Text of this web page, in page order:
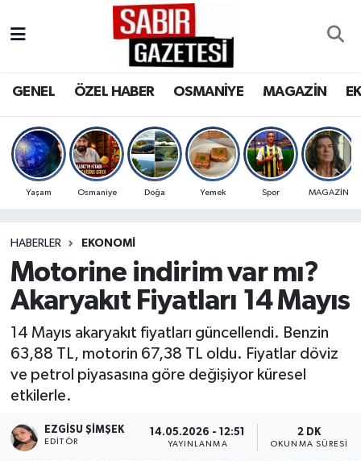
GENEL ÖZEL HABER OSMANİYE MAGAZİN
Yaşam Osmaniye Doğa Yemek Spor MAGAZİN
HABERLER EKONOMI
Motorine indirim var mı?
Akaryakıt Fiyatları 14 Mayıs
14 Mayıs akaryakıt fiyatları güncellendi. Benzin
63,88 TL, motorin 67,38 TL oldu. Fiyatlar döviz
ve petrol piyasasına göre değişiyor küresel
etkilerle.
EZGISU ŞIMŞEK
EDITÖR
14.05.2026 - 12:51
YAYINLANMA
2 DK
OKUNMA SÜRESI
OSMANİYE
MAGAZİN
SPOR
RESMİ İLANLAR
Osmaniye Nöbetçi Eczaneler
Osmaniye Trafik Yoğunluk Haritası
Süper Lig Puan Durumu ve Fikstür
Son Dakika Haberleri
Haber Arşivi